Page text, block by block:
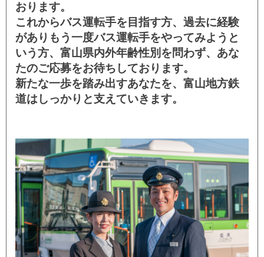
おります。
これからバス運転手を目指す方、過去に経験
がありもう一度バス運転手をやってみようと
いう方、富山県内外年齢性別を問わず、あな
たのご応募をお待ちしております。
新たな一歩を踏み出すあなたを、富山地方鉄
道はしっかりと支えていきます。